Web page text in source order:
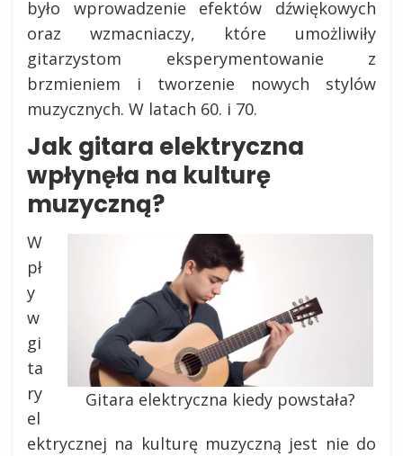
było wprowadzenie efektów dźwiękowych
oraz wzmacniaczy, które umożliwiły
gitarzystom eksperymentowanie z
brzmieniem i tworzenie nowych stylów
muzycznych. W latach 60. i 70.
Jak gitara elektryczna
wpłynęła na kulturę
muzyczną?
Gitara elektryczna kiedy powstała?
W
pł
y
w
gi
ta
ry
el
ektrycznej na kulturę muzyczną jest nie do